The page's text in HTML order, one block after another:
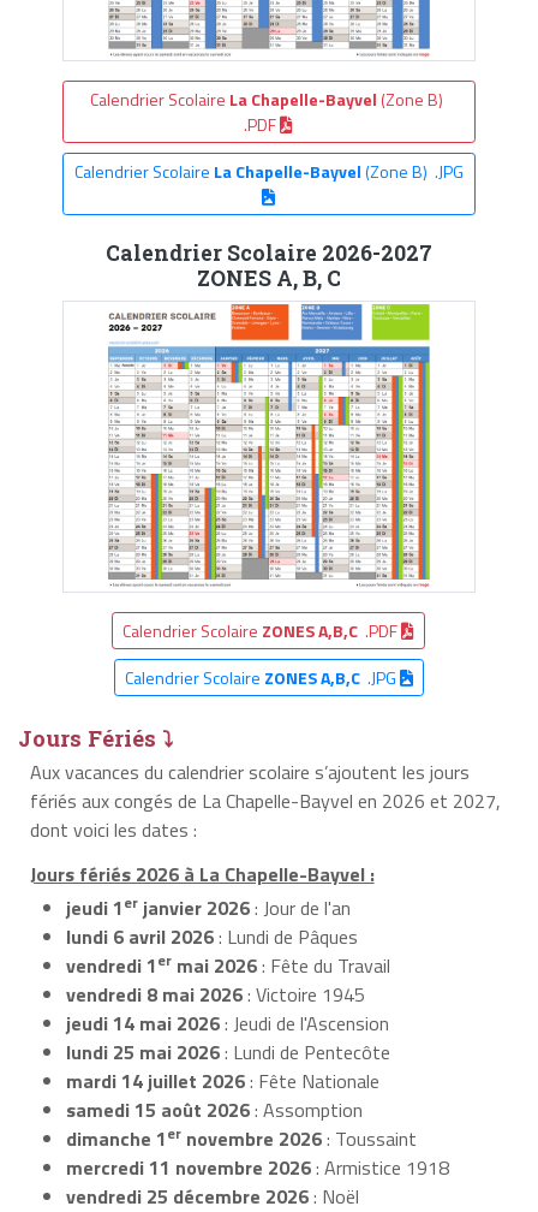
Calendrier Scolaire La Chapelle-Bayvel (Zone B)
.PDF
Calendrier Scolaire La Chapelle-Bayvel(Zone B) .JPG
Calendrier Scolaire 2026-2027
ZONES A, B, C
Calendrier Scolaire ZONES A,B,C .PDF
Calendrier Scolaire ZONES A,B,C.JPG
Jours Fériés ⤵
Aux vacances du calendrier scolaire s’ajoutent les jours
fériés aux congés de La Chapelle-Bayvel en 2026 et 2027,
dont voici les dates :
Jours fériés 2026 à La Chapelle-Bayvel :
jeudi 1er janvier 2026: Jour de l'an
lundi 6 avril 2026: Lundi de Pâques
vendredi 1er mai 2026: Fête du Travail
vendredi 8 mai 2026: Victoire 1945
jeudi 14 mai 2026: Jeudi de l'Ascension
lundi 25 mai 2026: Lundi de Pentecôte
mardi 14 juillet 2026: Fête Nationale
samedi 15 août 2026: Assomption
dimanche 1er novembre 2026: Toussaint
mercredi 11 novembre 2026: Armistice 1918
vendredi 25 décembre 2026: Noël